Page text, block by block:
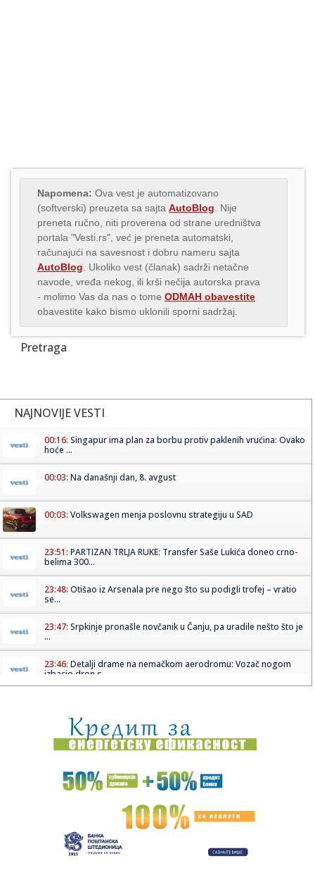
Napomena: Ova vest je automatizovano
(softverski) preuzeta sa sajta AutoBlog . Nije
preneta ručno, niti proverena od strane uredništva
portala "Vesti.rs", već je preneta automatski,
računajući na savesnost i dobru nameru sajta
AutoBlog . Ukoliko vest (članak) sadrži netačne
navode, vređa nekog, ili krši nečija autorska prava
- molimo Vas da nas o tome ODMAH obavestite
obavestite kako bismo uklonili sporni sadržaj.
Pretraga
NAJNOVIJE VESTI
00:16: Singapur ima plan za borbu protiv paklenih vrućina: Ovako
hoće ...
00:03: Na današnji dan, 8. avgust
00:03: Volkswagen menja poslovnu strategiju u SAD
23:51: PARTIZAN TRLJA RUKE: Transfer Saše Lukića doneo crno-
belima 300...
23:48: Otišao iz Arsenala pre nego što su podigli trofej – vratio
se...
23:47: Srpkinje pronašle novčanik u Čanju, pa uradile nešto što je
...
23:46: Detalji drame na nemačkom aerodromu: Vozač nogom
izbacio dron s...
23:35:"Nema lakih utakmica, ali mi smo Vojvodina"
23:33:Ribakina sigurna u Torontu
Brenin potez posle pada razbesneo javnost: Devojka joj
23:29:Američki Senat usvojio zakon o sankcijama Rusiji usmjeren